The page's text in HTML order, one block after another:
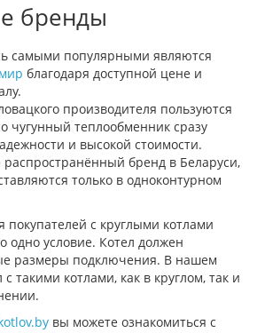
бренды
самыми популярными являются
благодаря доступной цене и
производителя пользуются
чугунный теплообменник сразу
и высокой стоимости.
распространённый бренд в Беларуси,
только в одноконтурном
покупателей с круглыми котлами
одно условие. Котел должен
размеры подключения. В нашем
с такими котлами, как в круглом, так и
вы можете ознакомиться с